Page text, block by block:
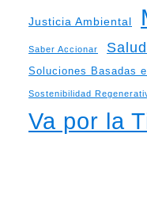
Justicia Ambiental
Saber Accionar Salud
Soluciones Basadas
Sostenibilidad
Va por la